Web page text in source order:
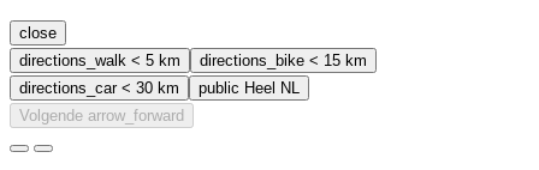
close
directions_walk < 5 km directions_bike < 15 km
directions_car< 30 km public Heel NL
Volgende arrow_forward